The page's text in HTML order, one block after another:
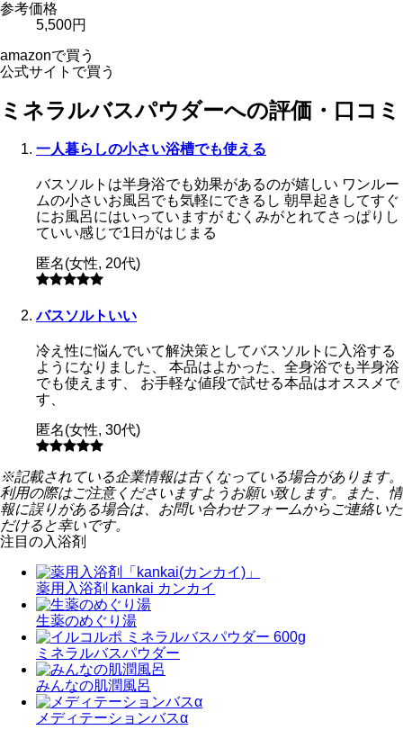
参考価格
5,500円
amazonで買う
公式サイトで買う
ミネラルバスパウダーへの評価・口コミ
一人暮らしの小さい浴槽でも使える
バスソルトは半身浴でも効果があるのが嬉しい ワンルー
ムの小さいお風呂でも気軽にできるし 朝早起きしてすぐ
にお風呂にはいっていますが むくみがとれてさっぱりし
ていい感じで1日がはじまる
匿名(女性, 20代)
バスソルトいい
冷え性に悩んでいて解決策としてバスソルトに入浴する
ようになりました、 本品はよかった、全身浴でも半身浴
でも使えます、 お手軽な値段で試せる本品はオススメで
す、
匿名(女性, 30代)
※記載されている企業情報は古くなっている場合があります。
利用の際はご注意くださいますようお願い致します。また、情
報に誤りがある場合は、お問い合わせフォームからご連絡いた
だけると幸いです。
注目の入浴剤
薬用入浴剤 kankai カンカイ
生薬のめぐり湯
ミネラルバスパウダー
みんなの肌潤風呂
メディテーションバスα